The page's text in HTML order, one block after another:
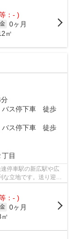
：- )
0ヶ月
㎡
分
バス停下車 徒歩
バス停下車 徒歩
丁目
停車駅の新広駅や広
な立地です。送り迎え
：- )
0ヶ月